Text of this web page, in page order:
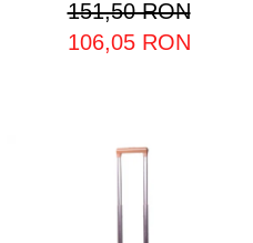
151,50 RON
106,05 RON